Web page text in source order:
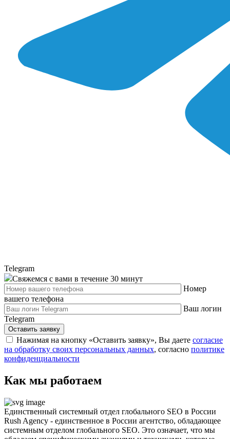
Telegram
Свяжемся с вами в течение 30 минут
Номер
вашего телефона
Ваш логин
Telegram
Оставить заявку
Нажимая на кнопку «Оставить заявку», Вы даете согласие
на обработку своих персональных данных, cогласно политике
конфиденциальности
Как мы работаем
Единственный системный отдел глобального SEO в России
Rush Agency - единственное в России агентство, обладающее
системным отделом глобального SEO. Это означает, что мы